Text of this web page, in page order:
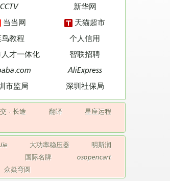
CCTV
新华网
当当网
天猫超市
教程
个人信用
才一体化
智联招聘
AliExpress
市监局 深圳社保局
·长途 翻译
星座运程
大功率稳压器
明斯润
国际名牌
osopencart
众焱弯圆